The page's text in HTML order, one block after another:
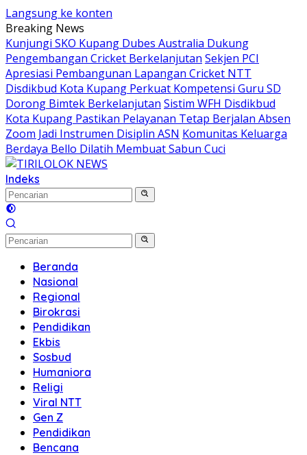
Langsung ke konten
Breaking News
Kunjungi SKO Kupang Dubes Australia Dukung
Pengembangan Cricket Berkelanjutan Sekjen PCI
Apresiasi Pembangunan Lapangan Cricket NTT
Disdikbud Kota Kupang Perkuat Kompetensi Guru SD
Dorong Bimtek Berkelanjutan Sistim WFH Disdikbud
Kota Kupang Pastikan Pelayanan Tetap Berjalan Absen
Zoom Jadi Instrumen Disiplin ASN Komunitas Keluarga
Berdaya Bello Dilatih Membuat Sabun Cuci
Indeks
Beranda
Nasional
Regional
Birokrasi
Pendidikan
Ekbis
Sosbud
Humaniora
Religi
Viral NTT
Gen Z
Pendidikan
Bencana